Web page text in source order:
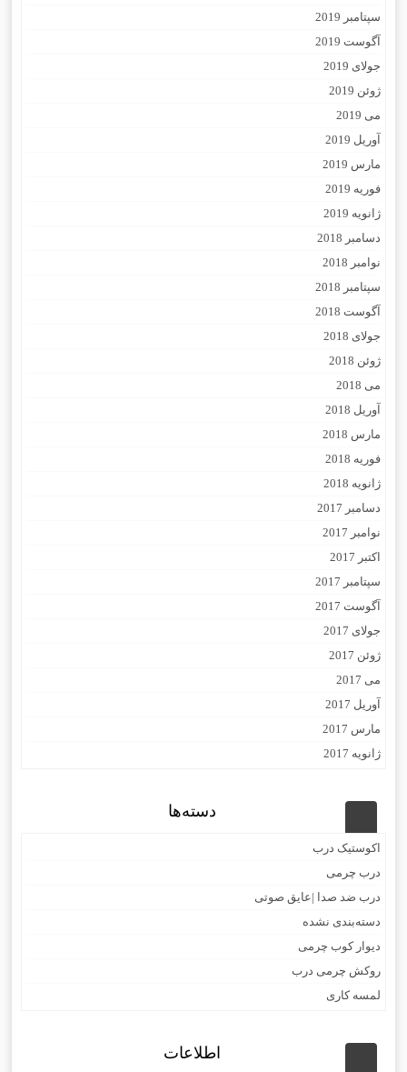
سپتامبر 2019
آگوست 2019
جولای 2019
ژوئن 2019
می 2019
آوریل 2019
مارس 2019
فوریه 2019
ژانویه 2019
دسامبر 2018
نوامبر 2018
سپتامبر 2018
آگوست 2018
جولای 2018
ژوئن 2018
می 2018
آوریل 2018
مارس 2018
فوریه 2018
ژانویه 2018
دسامبر 2017
نوامبر 2017
اکتبر 2017
سپتامبر 2017
آگوست 2017
جولای 2017
ژوئن 2017
می 2017
آوریل 2017
مارس 2017
ژانویه 2017
دسته‌ها
اکوستیک درب
درب چرمی
درب ضد صدا |عایق صوتی
دسته‌بندی نشده
دیوار کوب چرمی
روکش چرمی درب
لمسه کاری
اطلاعات